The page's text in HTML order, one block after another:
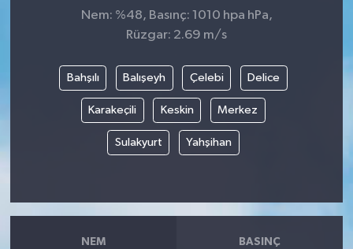
Nem: %48, Basınç: 1010 hpa hPa,
Rüzgar: 2.69 m/s
Bahşılı Balışeyh Çelebi Delice
Karakeçili Keskin Merkez
Sulakyurt Yahşihan
NEM BASINÇ